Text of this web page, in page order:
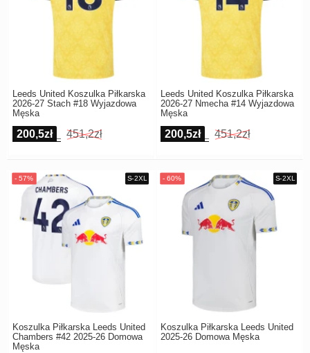
Leeds United Koszulka Piłkarska
2026-27 Stach #18 Wyjazdowa
Męska
200,5zł 451,2zł
Leeds United Koszulka Piłkarska
2026-27 Nmecha #14 Wyjazdowa
Męska
200,5zł 451,2zł
Koszulka Piłkarska Leeds United
Chambers #42 2025-26 Domowa
Męska
Koszulka Piłkarska Leeds United
2025-26 Domowa Męska